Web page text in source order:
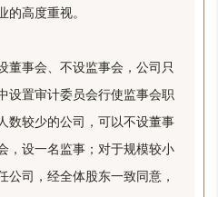
的高度重视。
董事会、不设监事会，公司只
设置审计委员会行使监事会职
数较少的公司，可以不设董事
，设一名监事；对于规模较小
公司，经全体股东一致同意，